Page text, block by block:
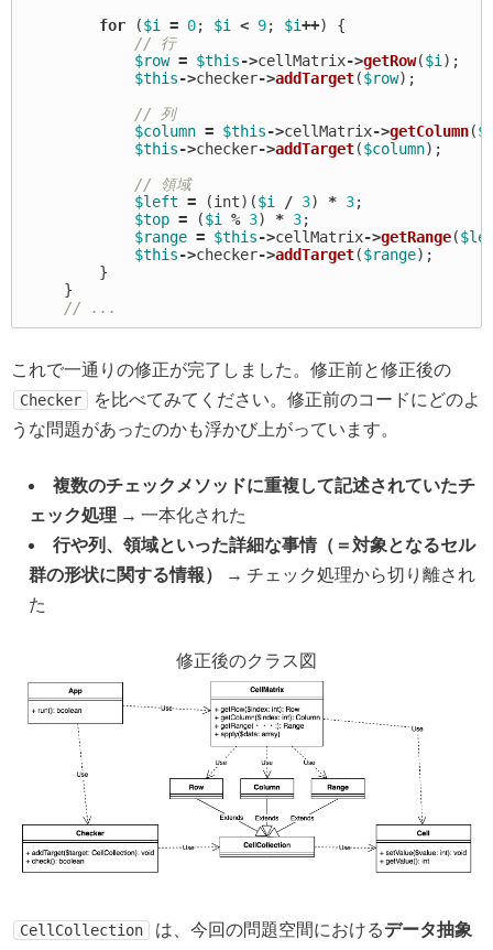
for
($i = 0; $i < 9; $i++)
{
// 行
$row = $this->cellMatrix->getRow($i );
$this->checker->addTarget($row);
// 列
$column = $this->cellMatrix->getColumn(
$this->checker->addTarget($column);
// 領域
$left = (int)($i / 3) * 3;
$top = ($i % 3) * 3;
$range = $this->cellMatrix->getRange(
$this->checker->addTarget($range);
}
}
// ...
これで一通りの修正が完了しました。修正前と修正後の
Checker
を比べてみてください。修正前のコードにどのよ
うな問題があったのかも浮かび上がっています。
複数のチェックメソッドに重複して記述されていたチ
ェック処理 → 一本化された
行や列、領域といった詳細な事情（＝対象となるセル
群の形状に関する情報）
→ チェック処理から切り離され
た
修正後のクラス図
CellCollection は、今回の問題空間におけるデータ抽象